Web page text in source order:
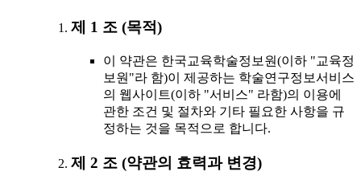
제 1 조 (목적)
이 약관은 한국교육학술정보원(이하 "교육정
보원"라 함)이 제공하는 학술연구정보서비스
의 웹사이트(이하 "서비스" 라함)의 이용에
관한 조건 및 절차와 기타 필요한 사항을 규
정하는 것을 목적으로 합니다.
제 2 조 (약관의 효력과 변경)